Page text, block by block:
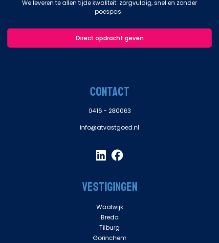
We leveren te allen tijde kwaliteit: zorgvuldig, snel en zonder
poespas.
Direct opdracht geven
CONTACT
0416 - 280063
info@atvastgoed.nl
VESTIGINGEN
Waalwijk
Breda
Tilburg
Gorinchem